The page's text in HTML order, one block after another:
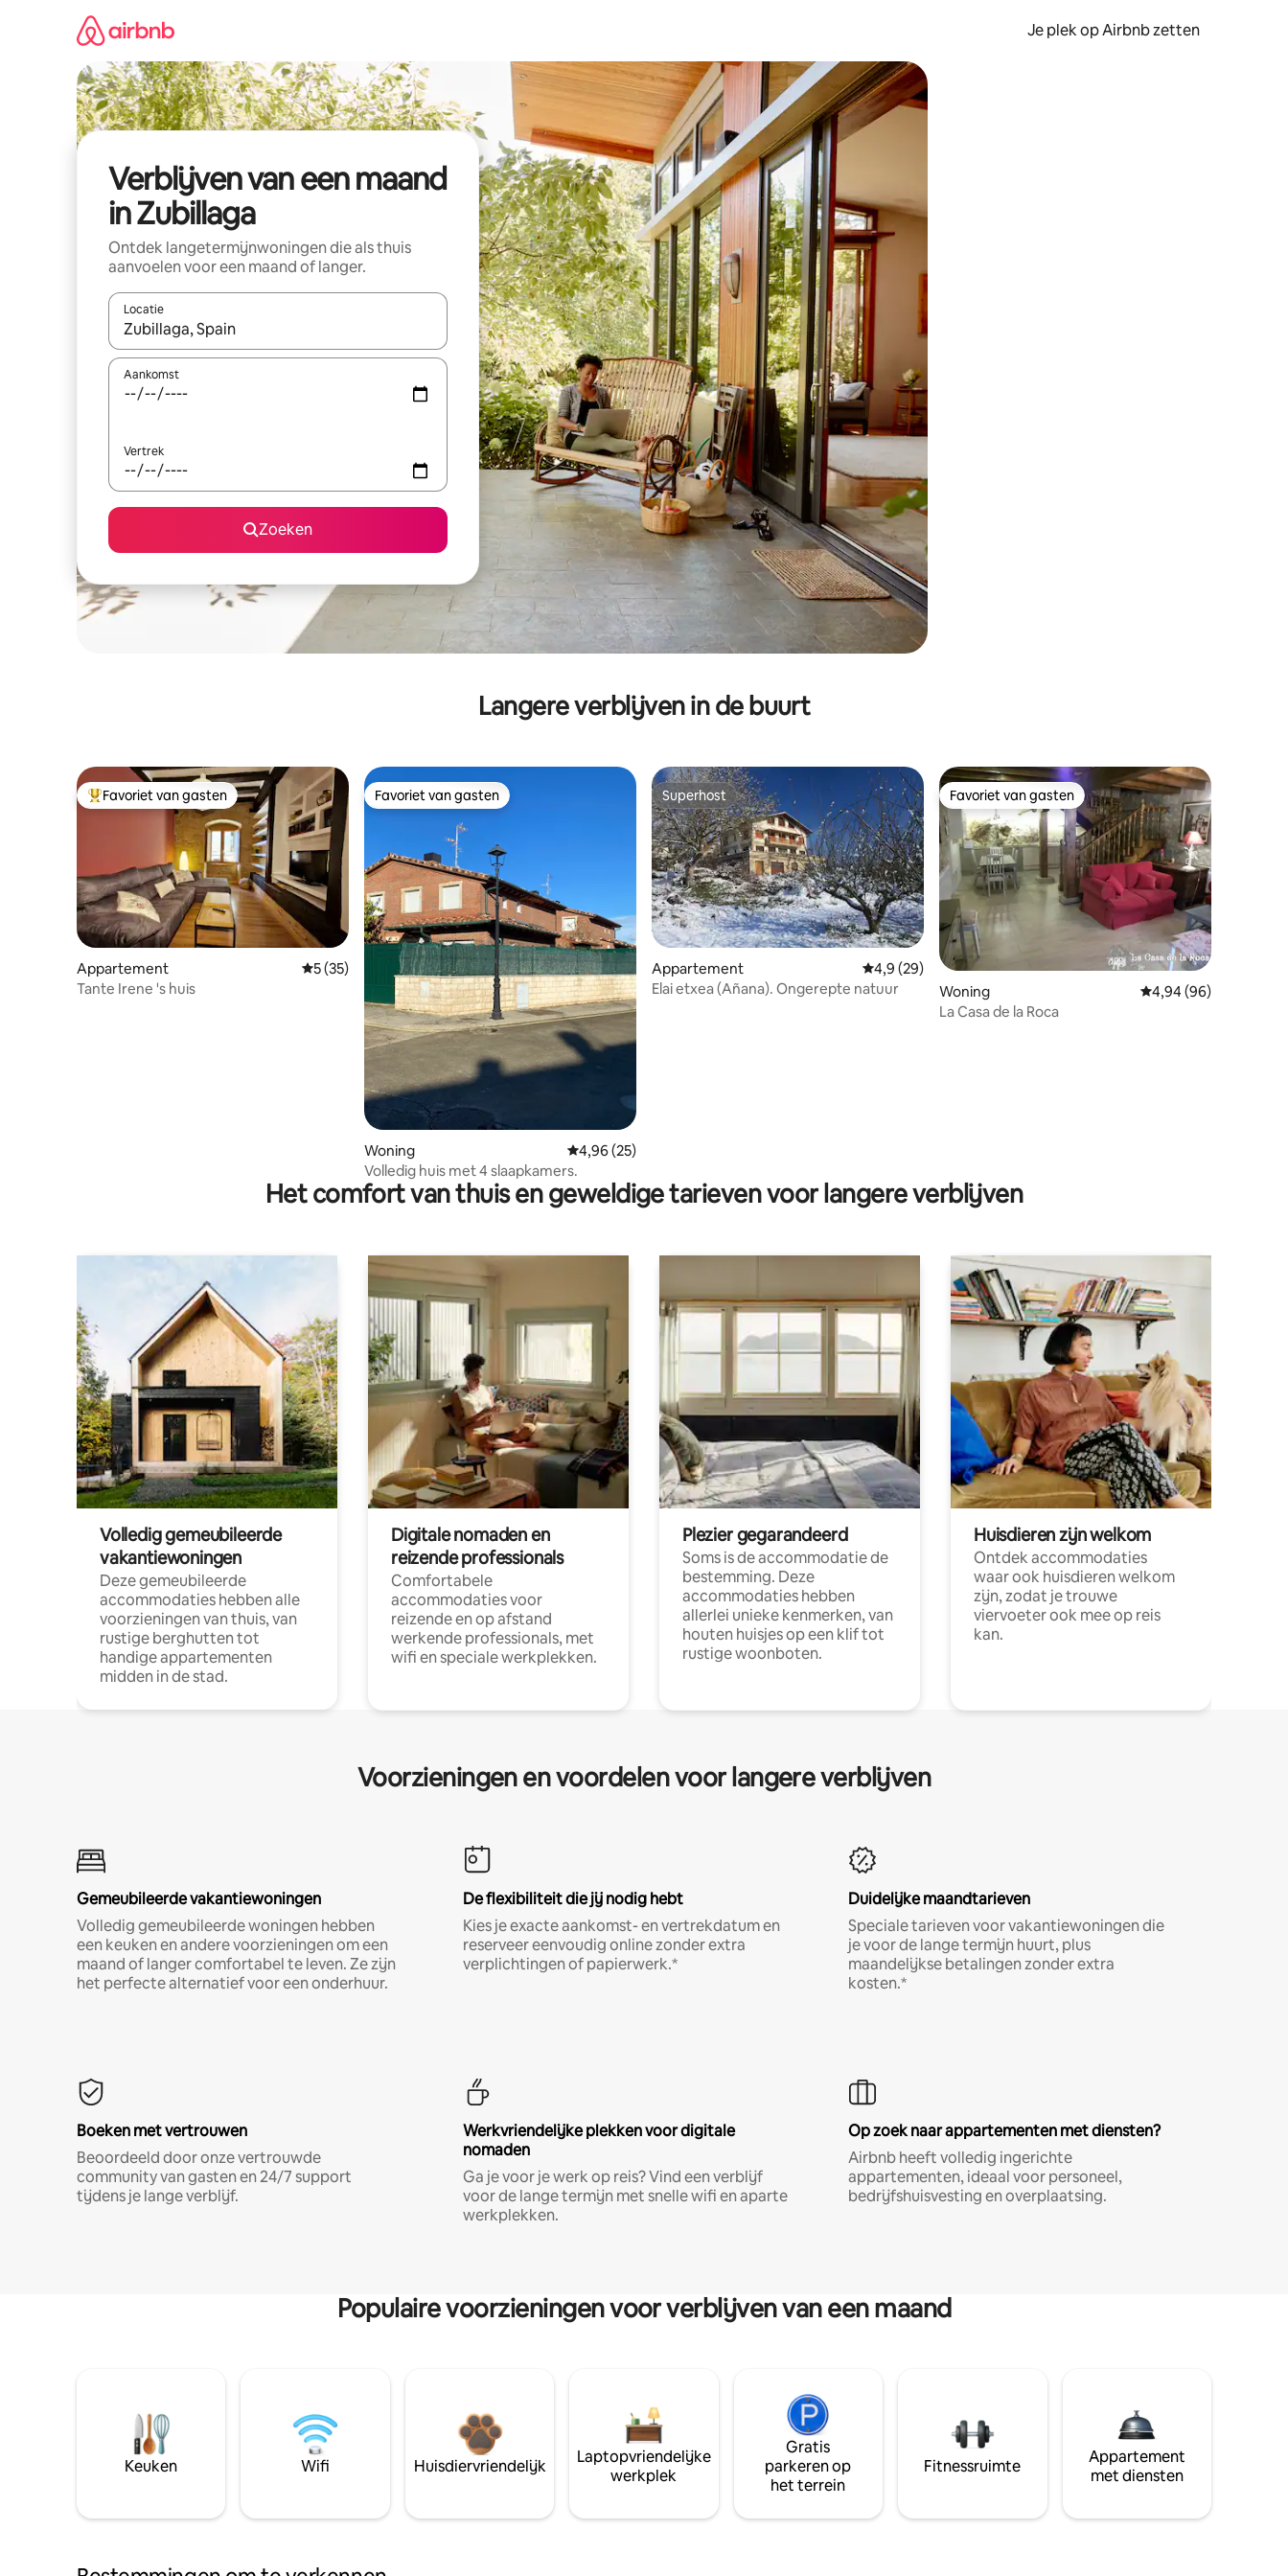
Je plek op Airbnb zetten
Verblijven van een maand
in Zubillaga
Ontdek langetermijnwoningen die als thuis
aanvoelen voor een maand of langer.
Locatie
Wanneer er resultaten beschikbaar zijn, maak je een keuze met je de pijltjestoetsen omhoog en omlaag, óf door te tikken of swipen.
Aankomst
Vertrek
Zoeken
Langere verblijven in de buurt
Topfavoriet van gasten
Favoriet van gasten
Appartement Gemiddelde beoordeling van 5 op 5, 35 recensies
5 (35)
Tante Irene 's huis
Favoriet van gasten
Favoriet van gasten
Woning Gemiddelde beoordeling van 4,96 op 5, 25 recensies
4,96 (25)
Volledig huis met 4 slaapkamers.
Superhost
Superhost
Appartement Gemiddelde beoordeling van 4,9 op 5, 29 recensies
4,9 (29)
Elai etxea (Añana). Ongerepte natuur
Favoriet van gasten
Favoriet van gasten
Woning Gemiddelde
4,94 (96)
La Casa de la Roca
Het comfort van thuis en geweldige tarieven voor langere verblijven
Volledig gemeubileerde
vakantiewoningen
Deze gemeubileerde
accommodaties hebben alle
voorzieningen van thuis, van
rustige berghutten tot
handige appartementen
midden in de stad.
Digitale nomaden en
reizende professionals
Comfortabele
accommodaties voor
reizende en op afstand
werkende professionals, met
wifi en speciale werkplekken.
Plezier gegarandeerd
Soms is de accommodatie de
bestemming. Deze
accommodaties hebben
allerlei unieke kenmerken, van
houten huisjes op een klif tot
rustige woonboten.
Huisdieren zijn welkom
Ontdek accommodaties
waar ook huisdieren welkom
zijn, zodat je trouwe
viervoeter ook mee op reis
kan.
Voorzieningen en voordelen voor langere verblijven
Gemeubileerde vakantiewoningen
Volledig gemeubileerde woningen hebben
een keuken en andere voorzieningen om een
maand of langer comfortabel te leven. Ze zijn
het perfecte alternatief voor een onderhuur.
De flexibiliteit die jij nodig hebt
Kies je exacte aankomst- en vertrekdatum en
reserveer eenvoudig online zonder extra
verplichtingen of papierwerk.*
Duidelijke maandtarieven
Speciale tarieven voor vakantiewoningen die
je voor de lange termijn huurt, plus
maandelijkse betalingen zonder extra
kosten.*
Boeken met vertrouwen
Beoordeeld door onze vertrouwde
community van gasten en 24/7 support
tijdens je lange verblijf.
Werkvriendelijke plekken voor digitale
nomaden
Ga je voor je werk op reis? Vind een verblijf
voor de lange termijn met snelle wifi en aparte
werkplekken.
Op zoek naar appartementen met diensten?
Airbnb heeft volledig ingerichte
appartementen, ideaal voor personeel,
bedrijfshuisvesting en overplaatsing.
Populaire voorzieningen voor verblijven van een maand
Keuken Wifi Huisdiervriendelijk
Laptopvriendelijke
werkplek
Gratis
parkeren op
het terrein
Fitnessruimte
Appartement
met diensten